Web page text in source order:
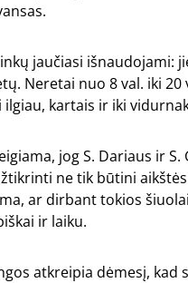
jaučiasi išnaudojami:
Neretai nuo 8 val. iki
kartais ir iki
jog S. Dariaus ir
ne tik būtini
ar dirbant tokios
ir laiku.
atkreipia dėmesį, kad